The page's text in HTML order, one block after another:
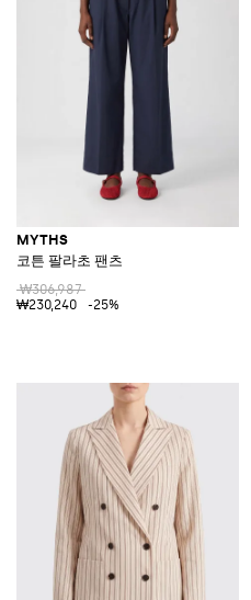
MYTHS
코튼 팔라초 팬츠
₩306,987
₩230,240
-25%